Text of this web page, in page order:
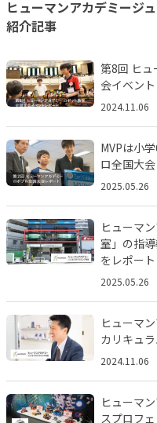
ヒューマンアカデミージ
紹介記事
第8回 ヒュ
会イベン
2024.11.06
MVPは小
ロ全国大
2025.05.26
ヒューマ
室」の指
をレポート
2025.05.26
ヒューマ
カリキュ
2024.11.06
ヒューマ
スプロフ